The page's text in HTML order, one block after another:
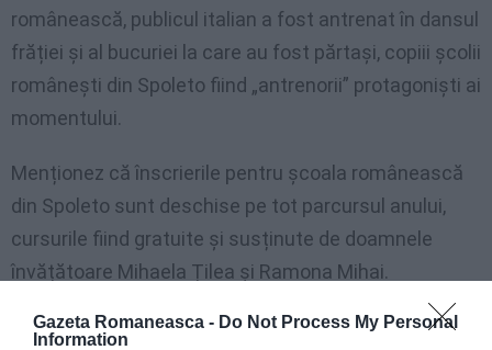
Gazeta Romaneasca - Do Not Process My Personal
Information
românească, publicul italian a fost antrenat în dansul
frăției și al bucuriei la care au fost părtași, copiii școlii
românești din Spoleto fiind „antrenorii” protagoniști ai
momentului.
Menționez că înscrierile pentru școala românească
din Spoleto sunt deschise pe tot parcursul anului,
cursurile fiind gratuite și susținute de doamnele
învățătoare Mihaela Țilea și Ramona Mihai.
Felicitări dragi copii români din Spoleto și mii de